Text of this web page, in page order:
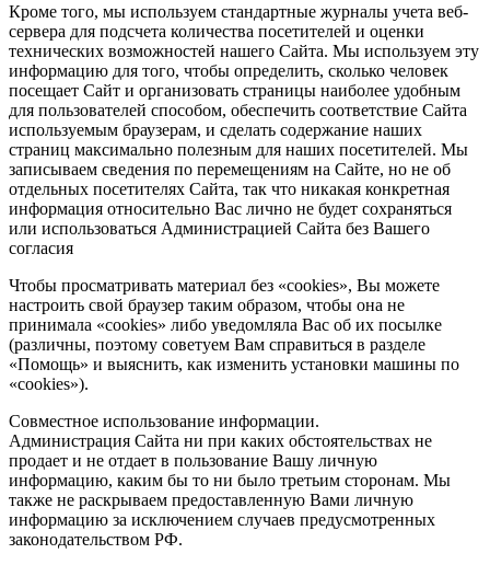
Кроме того, мы используем стандартные журналы учета веб-
сервера для подсчета количества посетителей и оценки
технических возможностей нашего Сайта. Мы используем эту
информацию для того, чтобы определить, сколько человек
посещает Сайт и организовать страницы наиболее удобным
для пользователей способом, обеспечить соответствие Сайта
используемым браузерам, и сделать содержание наших
страниц максимально полезным для наших посетителей. Мы
записываем сведения по перемещениям на Сайте, но не об
отдельных посетителях Сайта, так что никакая конкретная
информация относительно Вас лично не будет сохраняться
или использоваться Администрацией Сайта без Вашего
согласия
Чтобы просматривать материал без «cookies», Вы можете
настроить свой браузер таким образом, чтобы она не
принимала «cookies» либо уведомляла Вас об их посылке
(различны, поэтому советуем Вам справиться в разделе
«Помощь» и выяснить, как изменить установки машины по
«cookies»).
Совместное использование информации.
Администрация Сайта ни при каких обстоятельствах не
продает и не отдает в пользование Вашу личную
информацию, каким бы то ни было третьим сторонам. Мы
также не раскрываем предоставленную Вами личную
информацию за исключением случаев предусмотренных
законодательством РФ.